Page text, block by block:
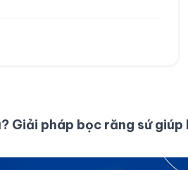
Giải pháp bọc răng sứ